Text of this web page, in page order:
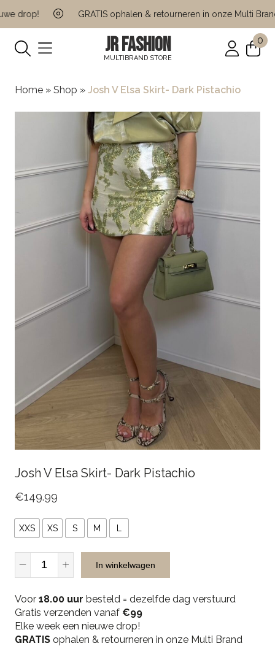
drop! GRATIS ophalen & retourneren in onze Multi Brand
JR FASHION
MULTIBRAND STORE
0
Home » Shop » Josh V Elsa Skirt- Dark Pistachio
Josh V Elsa Skirt- Dark Pistachio
€149.99
XXS XS S M L
Josh
Skirt-
Dark
Pistachio
quantity
In winkelwagen
Voor 18.00 uur besteld = dezelfde dag verstuurd
Gratis verzenden vanaf €99
Elke week een nieuwe drop!
GRATIS ophalen & retourneren in onze Multi Brand